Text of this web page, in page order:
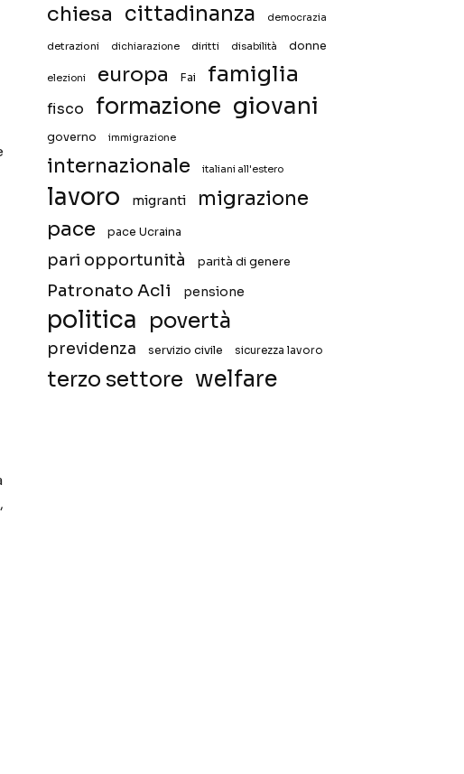
chiesa cittadinanza democrazia
detrazioni dichiarazione diritti disabilità donne
elezioni europa Fai famiglia
fisco formazione giovani
governo immigrazione
internazionale italiani all'estero
lavoro migranti
migrazione
pace
pace Ucraina
pari opportunità parità di genere
Patronato Acli pensione
politica povertà
previdenza servizio civile sicurezza lavoro
terzo settore welfare